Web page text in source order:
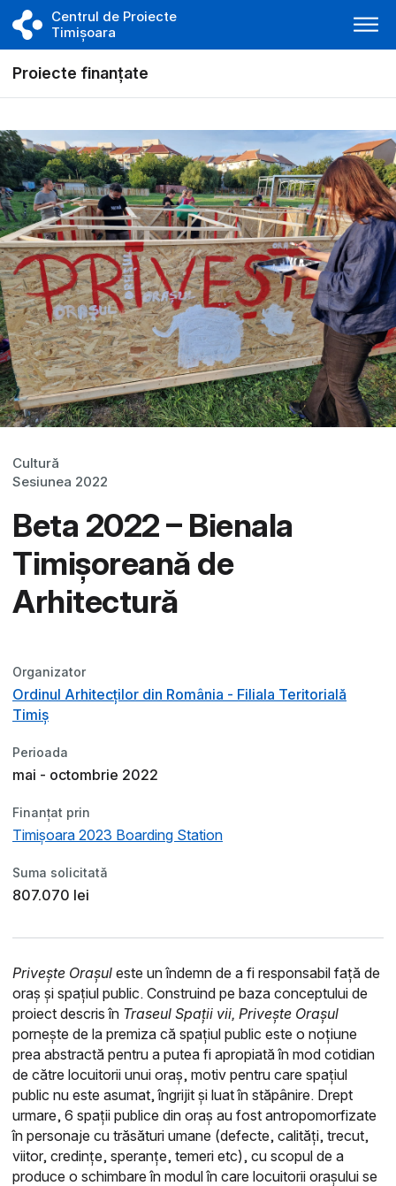
Centrul de Proiecte
Timișoara
Proiecte finanțate
Cultură
Sesiunea 2022
Beta 2022 – Bienala
Timișoreană de
Arhitectură
Organizator
Ordinul Arhitecților din România - Filiala Teritorială
Timiș
Perioada
mai - octombrie 2022
Finanțat prin
Timișoara 2023 Boarding Station
Suma solicitată
807.070 lei
Privește Orașul este un îndemn de a fi responsabil față de
oraș și spațiul public. Construind pe baza conceptului de
proiect descris în Traseul Spații vii, Privește Orașul
pornește de la premiza că spațiul public este o noțiune
prea abstractă pentru a putea fi apropiată în mod cotidian
de către locuitorii unui oraș, motiv pentru care spațiul
public nu este asumat, îngrijit și luat în stăpânire. Drept
urmare, 6 spații publice din oraș au fost antropomorfizate
în personaje cu trăsături umane (defecte, calități, trecut,
viitor, credințe, speranțe, temeri etc), cu scopul de a
produce o schimbare în modul în care locuitorii orașului se